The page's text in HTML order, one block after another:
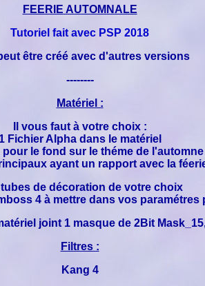
FEERIE AUTOMNALE
Tutoriel fait avec PSP 2018
être créé avec d'autres versions
--------
Matériel :
Il vous faut à votre choix :
1 Fichier Alpha dans le matériel
pour le fond sur le théme de l'automne
ayant un rapport avec la
tubes de décoration de votre choix
4 à mettre dans vos paramétres
joint 1 masque de 2Bit
Filtres :
Kang 4